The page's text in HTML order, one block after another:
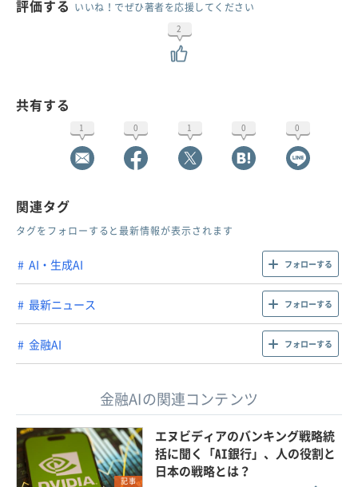
評価する いいね！でぜひ著者を応援してください
2
共有する
1 0 1 0 0
関連タグ
タグをフォローすると最新情報が表示されます
AI・生成AI フォローする
最新ニュース フォローする
金融AI フォローする
金融AIの関連コンテンツ
記事
エヌビディアのバンキング戦略統
括に聞く「AI銀行」、人の役割と
日本の戦略とは？